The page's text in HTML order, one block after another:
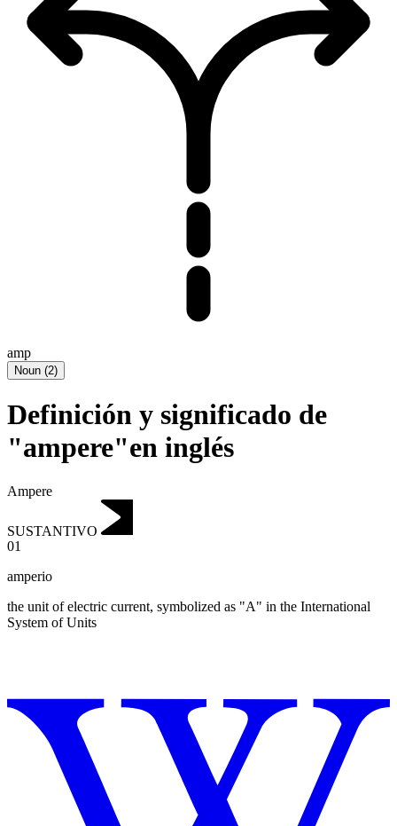
amp
Noun (2)
Definición y significado de
"ampere"en inglés
Ampere
SUSTANTIVO
01
amperio
the unit of electric current, symbolized as "A" in the International
System of Units